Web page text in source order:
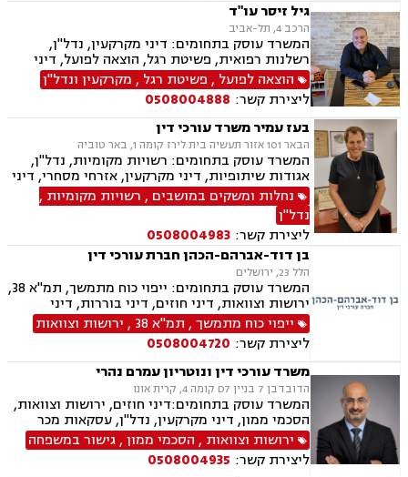
גיל זיסר עו"ד
הרכב 4, תל-אביב
המשרד עוסק בתחומים: דיני מקרקעין, נדל"ן,
רשלנות רפואית, פשיטת רגל, הוצאה לפועל, דיני
עבודה, ירושות וצוואות
הוצאה לפועל , פשיטת רגל , מקרקעין ונדל"ן
ליצירת קשר: 0508004888
בעז עמיר משרד עורכי דין
הבאר 101 אזור תעשיה בית לירז קומה 1, באר טוביה
המשרד עוסק בתחומים: רשויות מקומיות, נדל"ן,
אגודות שיתופיות, דיני מקרקעין, אזרחי מסחרי, דיני
בוררות, עובדים זרים, דיני תאגידים, גישור
ובוררויות, מיסוי נדל"ן, תמ"א 38, תכנון ובניה, נחלות
ומשקים במושבים, הפקעת קרקעות, מושבים
וקיבוצים , עסקאות מכר דירה, דיור מוגן, רשות
מקרקעי ישראל, צווי הריסה, ירושות וצוואות, הסכמי
ממון
נחלות ומשקים במושבים , רשויות מקומיות ,
נדל"ן
ליצירת קשר: 0508004983
בן דוד-אברהם-הכהן חברת עורכי דין
הלל 23, ירושלים
המשרד עוסק בתחומים: ייפוי כוח מתמשך, תמ"א 38,
ירושות וצוואות, דיני חוזים, דיני בוררות, דיני
מקרקעין, עסקאות מכר דירה, אפוטרופסות, לשון
הרע, דיני עמותות, דיני מכרזים והתקשרויות, דיני
בחירות , זכויות אדם, ביקורת , חוקתי ומנהלי
ייפוי כוח מתמשך, תמ"א 38 , ירושות וצוואות
ליצירת קשר: 0508004720
משרד עורכי דין ונוטריון עמרם נהרי
הדובדבן 7 בניין D7 קומה 4, קרית אונו
המשרד עוסק בתחומים:דיני חוזים, ירושות וצוואות,
הסכמי ממון, דיני מקרקעין, נדל"ן, עסקאות מכר
דירה, מגרשים לבניה , תכנון ובניה, תמ"א 38, פינוי
בינוי, קבוצות רכישה, נוטריון
ירושות וצוואות , הסכמי ממון,גישור במשפחה
ליצירת קשר: 0508004935